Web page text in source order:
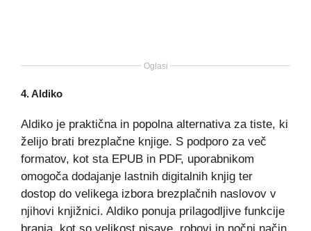
Oglasi
4.Aldiko
Aldiko je praktična in popolna alternativa za tiste, ki
želijo brati brezplačne knjige. S podporo za več
formatov, kot sta EPUB in PDF, uporabnikom
omogoča dodajanje lastnih digitalnih knjig ter
dostop do velikega izbora brezplačnih naslovov v
njihovi knjižnici. Aldiko ponuja prilagodljive funkcije
branja, kot so velikost pisave, robovi in nočni način,